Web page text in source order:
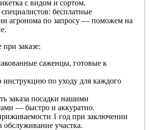
с видом и сортом.
бесплатные
агронома по запросу — поможем на
заказе:
саженцы, готовые к
по уходу для каждого
заказа посадки нашими
— быстро и аккуратно.
1 год при заключении
обслуживание участка.